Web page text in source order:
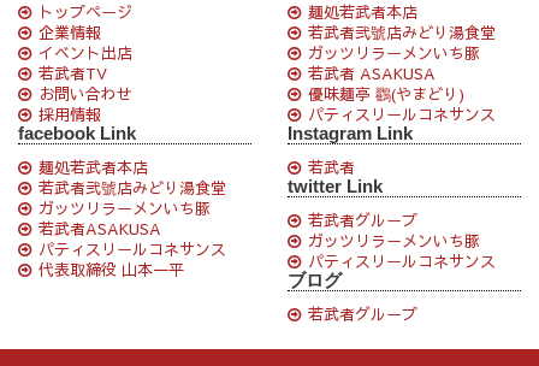
トップページ
企業情報
イベント出店
若武者TV
お問い合わせ
採用情報
麺処若武者本店
若武者弐號店みどり湯食堂
ガッツリラーメンいち豚
若武者 ASAKUSA
優味麺亭 鸐(やまどり)
パティスリールコネサンス
facebook Link
麺処若武者本店
若武者弐號店みどり湯食堂
ガッツリラーメンいち豚
若武者ASAKUSA
パティスリールコネサンス
代表取締役 山本一平
Instagram Link
若武者
twitter Link
若武者グループ
ガッツリラーメンいち豚
パティスリールコネサンス
ブログ
若武者グループ